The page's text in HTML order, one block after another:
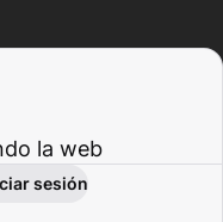
la web
sesión